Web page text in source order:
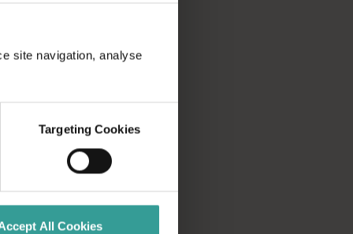
site navigation, analyse
Targeting Cookies
All Cookies